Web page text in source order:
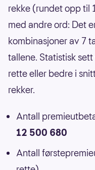
rekke (rundet opp til
med andre ord: Det
kombinasjoner av 7
tallene. Statistisk
rette eller bedre i
rekker.
Antall
12 500 680
Antall